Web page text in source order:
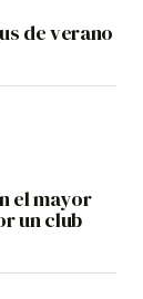
de verano
el mayor
un club